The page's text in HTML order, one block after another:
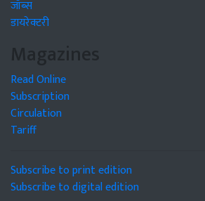
जॉब्स
डायरेक्टरी
Magazines
Read Online
Subscription
Circulation
Tariff
Subscribe to print edition
Subscribe to digital edition